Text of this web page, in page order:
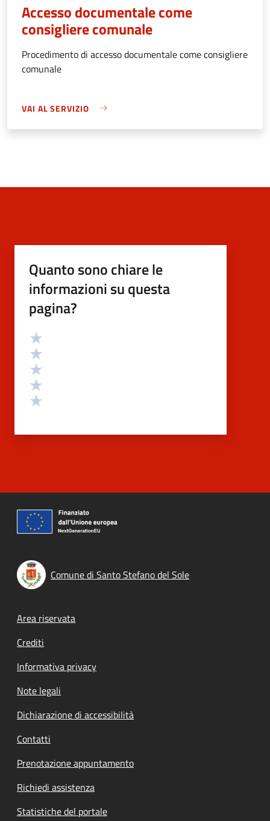
Accesso documentale come
consigliere comunale
Procedimento di accesso documentale come consigliere
comunale
VAI AL SERVIZIO
Quanto sono chiare le
informazioni su questa
pagina?
Valutazione
Comune di Santo Stefano del Sole
Footer menu
Area riservata
Crediti
Informativa privacy
Note legali
Dichiarazione di accessibilità
Contatti
Prenotazione appuntamento
Richiedi assistenza
Statistiche del portale